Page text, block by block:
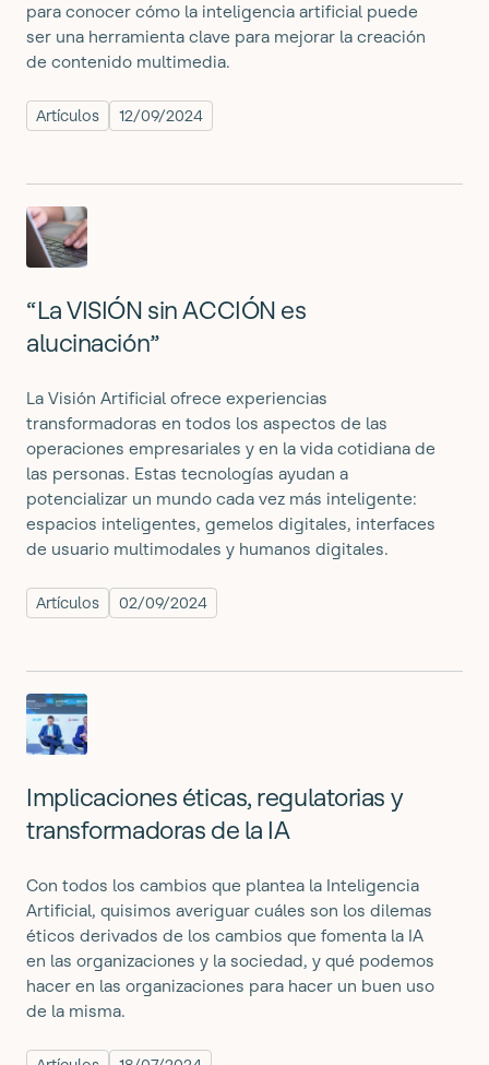
para conocer cómo la inteligencia artificial puede
ser una herramienta clave para mejorar la creación
de contenido multimedia.
Artículos 12/09/2024
“La VISIÓN sin ACCIÓN es
alucinación”
La Visión Artificial ofrece experiencias
transformadoras en todos los aspectos de las
operaciones empresariales y en la vida cotidiana de
las personas. Estas tecnologías ayudan a
potencializar un mundo cada vez más inteligente:
espacios inteligentes, gemelos digitales, interfaces
de usuario multimodales y humanos digitales.
Artículos 02/09/2024
Implicaciones éticas, regulatorias y
transformadoras de la IA
Con todos los cambios que plantea la Inteligencia
Artificial, quisimos averiguar cuáles son los dilemas
éticos derivados de los cambios que fomenta la IA
en las organizaciones y la sociedad, y qué podemos
hacer en las organizaciones para hacer un buen uso
de la misma.